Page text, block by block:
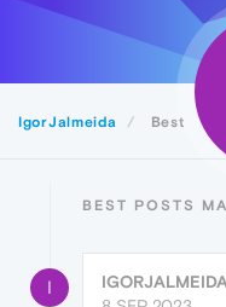
IgorJalmeida Best
BEST POSTS
I
IGORJALMEIDA